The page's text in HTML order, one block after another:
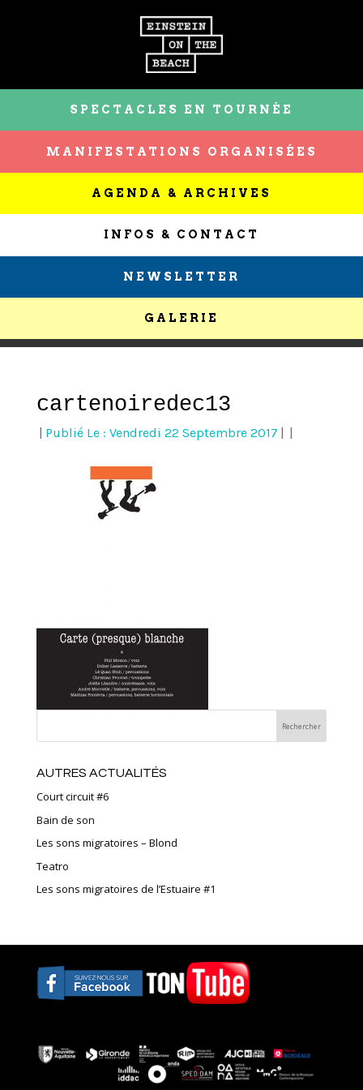
SPECTACLES EN TOURNÉE
MANIFESTATIONS ORGANISÉES
AGENDA & ARCHIVES
INFOS & CONTACT
NEWSLETTER
GALERIE
cartenoiredec13
Publié Le : Vendredi 22 Septembre 2017
AUTRES ACTUALITÉS
Court circuit #6
Bain de son
Les sons migratoires – Blond
Teatro
Les sons migratoires de l’Estuaire #1